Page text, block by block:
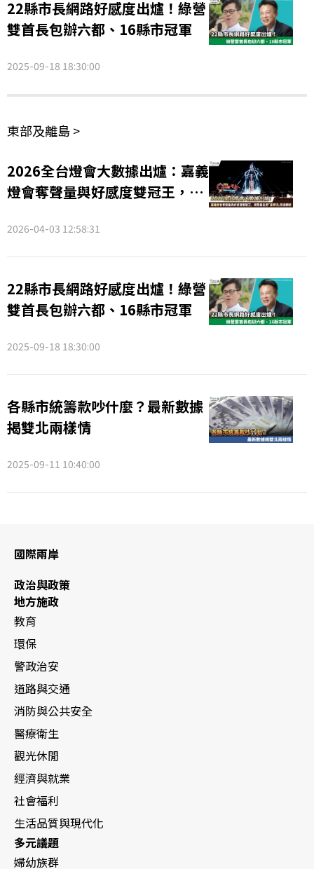
22縣市長網路好感度出爐！綠營
雙首長包辦六都、16縣市冠軍
2025-09-18 18:30:00
東部及離島 >
2026全台燈會大數據出爐：嘉義
燈會奪聲量與好感度雙冠王，民
2026-04-03 12:58:31
22縣市長網路好感度出爐！綠營
雙首長包辦六都、16縣市冠軍
2025-09-18 18:30:00
各縣市統籌款吵什麼？最新數據
揭雙北兩樣情
2025-09-11 10:40:00
國際兩岸
政治與政策
地方施政
教育
環保
警政治安
道路與交通
消防與公共安全
醫療衛生
觀光休閒
經濟與就業
社會福利
生活品質與現代化
多元議題
婦幼族群